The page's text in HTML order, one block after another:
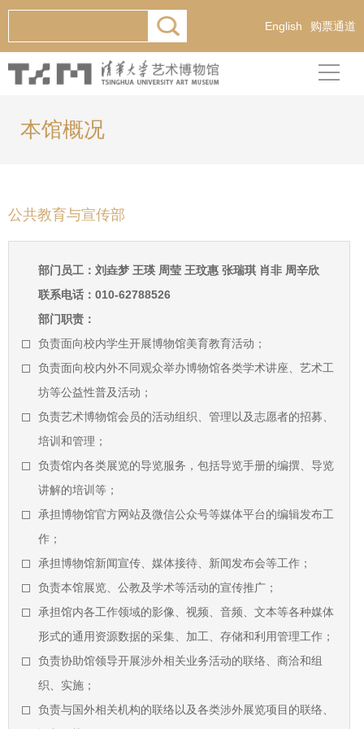
English 购票通道
本馆概况
公共教育与宣传部
部门员工：刘垚梦 王瑛 周莹 王玟惠 张瑞琪 肖非 周辛欣
联系电话：010-62788526
部门职责：
负责面向校内学生开展博物馆美育教育活动；
负责面向校内外不同观众举办博物馆各类学术讲座、艺术工
坊等公益性普及活动；
负责艺术博物馆会员的活动组织、管理以及志愿者的招募、
培训和管理；
负责馆内各类展览的导览服务，包括导览手册的编撰、导览
讲解的培训等；
承担博物馆官方网站及微信公众号等媒体平台的编辑发布工
作；
承担博物馆新闻宣传、媒体接待、新闻发布会等工作；
负责本馆展览、公教及学术等活动的宣传推广；
承担馆内各工作领域的影像、视频、音频、文本等各种媒体
形式的通用资源数据的采集、加工、存储和利用管理工作；
负责协助馆领导开展涉外相关业务活动的联络、商洽和组
织、实施；
负责与国外相关机构的联络以及各类涉外展览项目的联络、